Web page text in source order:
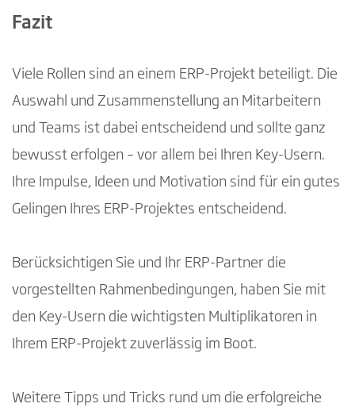
Fazit
Viele Rollen sind an einem ERP-Projekt beteiligt. Die
Auswahl und Zusammenstellung an Mitarbeitern
und Teams ist dabei entscheidend und sollte ganz
bewusst erfolgen – vor allem bei Ihren Key-Usern.
Ihre Impulse, Ideen und Motivation sind für ein gutes
Gelingen Ihres ERP-Projektes entscheidend.
Berücksichtigen Sie und Ihr ERP-Partner die
vorgestellten Rahmenbedingungen, haben Sie mit
den Key-Usern die wichtigsten Multiplikatoren in
Ihrem ERP-Projekt zuverlässig im Boot.
Weitere Tipps und Tricks rund um die erfolgreiche